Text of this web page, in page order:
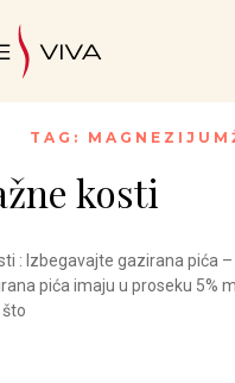
TAG:
kosti
: Izbegavajte gazirana pića
pića imaju u proseku 5%